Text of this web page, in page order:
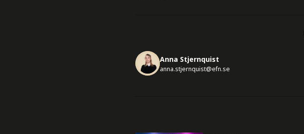
Anna Stjernquist
anna.stjernquist@efn.se